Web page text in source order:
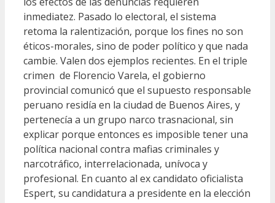
inmediatez. Pasado lo electoral, el sistema
retoma la ralentización, porque los fines no son
éticos-morales, sino de poder político y que nada
cambie. Valen dos ejemplos recientes. En el triple
crimen de Florencio Varela, el gobierno
provincial comunicó que el supuesto responsable
peruano residía en la ciudad de Buenos Aires, y
pertenecía a un grupo narco trasnacional, sin
explicar porque entonces es imposible tener una
política nacional contra mafias criminales y
narcotráfico, interrelacionada, unívoca y
profesional. En cuanto al ex candidato oficialista
Espert, su candidatura a presidente en la elección